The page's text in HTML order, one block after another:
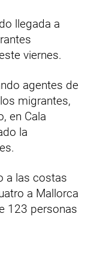
llegada a
viernes.
agentes de
migrantes,
en Cala
la
a las costas
a Mallorca
123 personas